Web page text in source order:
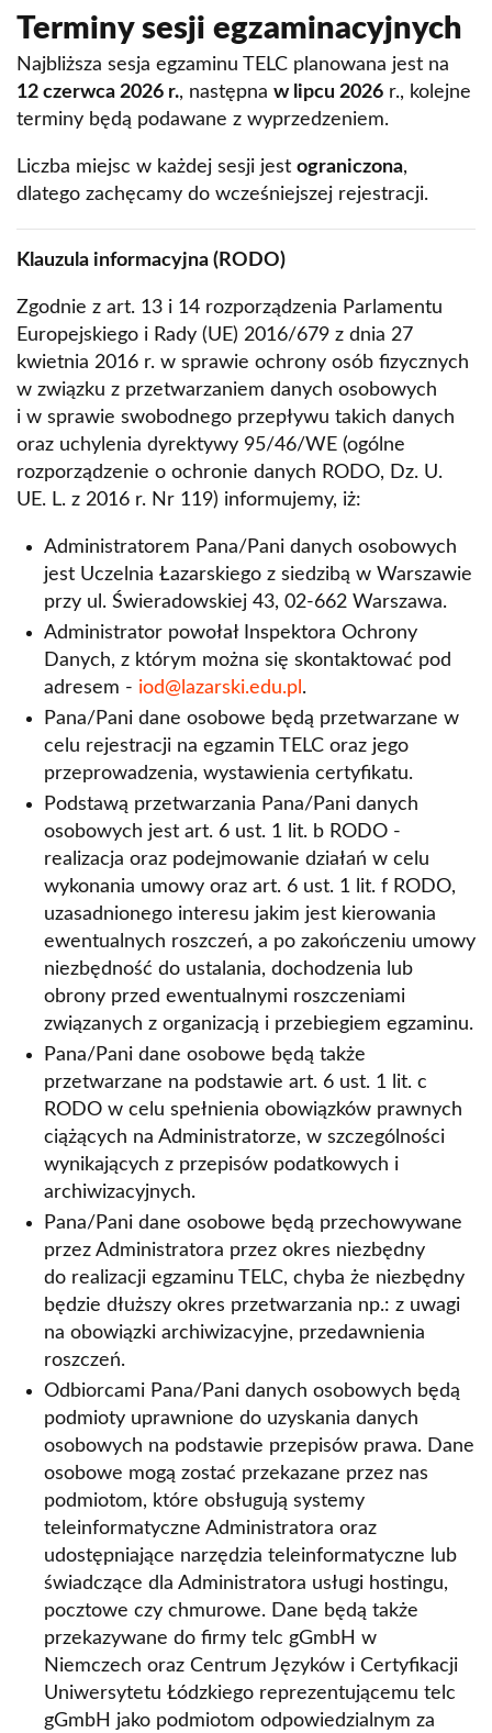
Terminy sesji egzaminacyjnych
Najbliższa sesja egzaminu TELC planowana jest na
12 czerwca 2026 r., następna w lipcu 2026 r., kolejne
terminy będą podawane z wyprzedzeniem.
Liczba miejsc w każdej sesji jest ograniczona,
dlatego zachęcamy do wcześniejszej rejestracji.
Klauzula informacyjna (RODO)
Zgodnie z art. 13 i 14 rozporządzenia Parlamentu
Europejskiego i Rady (UE) 2016/679 z dnia 27
kwietnia 2016 r. w sprawie ochrony osób fizycznych
w związku z przetwarzaniem danych osobowych
i w sprawie swobodnego przepływu takich danych
oraz uchylenia dyrektywy 95/46/WE (ogólne
rozporządzenie o ochronie danych RODO, Dz. U.
UE. L. z 2016 r. Nr 119) informujemy, iż:
Administratorem Pana/Pani danych osobowych
jest Uczelnia Łazarskiego z siedzibą w Warszawie
przy ul. Świeradowskiej 43, 02-662 Warszawa.
Administrator powołał Inspektora Ochrony
Danych, z którym można się skontaktować pod
adresem - iod@lazarski.edu.pl .
Pana/Pani dane osobowe będą przetwarzane w
celu rejestracji na egzamin TELC oraz jego
przeprowadzenia, wystawienia certyfikatu.
Podstawą przetwarzania Pana/Pani danych
osobowych jest art. 6 ust. 1 lit. b RODO -
realizacja oraz podejmowanie działań w celu
wykonania umowy oraz art. 6 ust. 1 lit. f RODO,
uzasadnionego interesu jakim jest kierowania
ewentualnych roszczeń, a po zakończeniu umowy
niezbędność do ustalania, dochodzenia lub
obrony przed ewentualnymi roszczeniami
związanych z organizacją i przebiegiem egzaminu.
Pana/Pani dane osobowe będą także
przetwarzane na podstawie art. 6 ust. 1 lit. c
RODO w celu spełnienia obowiązków prawnych
ciążących na Administratorze, w szczególności
wynikających z przepisów podatkowych i
archiwizacyjnych.
Pana/Pani dane osobowe będą przechowywane
przez Administratora przez okres niezbędny
do realizacji egzaminu TELC, chyba że niezbędny
będzie dłuższy okres przetwarzania np.: z uwagi
na obowiązki archiwizacyjne, przedawnienia
roszczeń.
Odbiorcami Pana/Pani danych osobowych będą
podmioty uprawnione do uzyskania danych
osobowych na podstawie przepisów prawa. Dane
osobowe mogą zostać przekazane przez nas
podmiotom, które obsługują systemy
teleinformatyczne Administratora oraz
udostępniające narzędzia teleinformatyczne lub
świadczące dla Administratora usługi hostingu,
pocztowe czy chmurowe. Dane będą także
przekazywane do firmy telc gGmbH w
Niemczech oraz Centrum Języków i Certyfikacji
Uniwersytetu Łódzkiego reprezentującemu telc
gGmbH jako podmiotom odpowiedzialnym za